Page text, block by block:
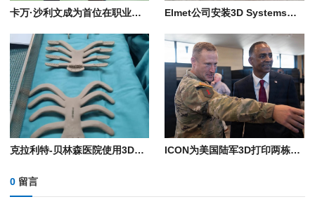
卡万·沙利文成为首位在职业比赛中穿着全3D打印战靴的足球运动员 Elmet公司安装3D Systems金属3D打印机，用于生产一体式高超音速热交换器
克拉利特-贝林森医院使用3D打印PEKK植入物为患者重建胸壁 ICON为美国陆军3D打印两栋营房
0 留言